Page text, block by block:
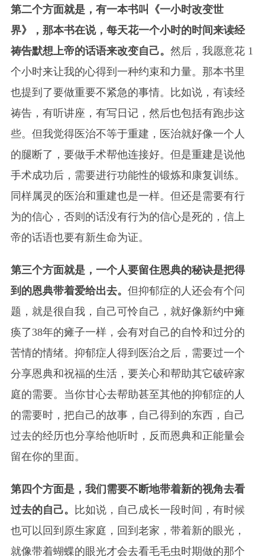
第二个方面就是，有一本书叫《一小时改变世
界》，那本书在说，每天花一个小时的时间来读经
祷告默想上帝的话语来改变自己。 然后，我愿意花 1
个小时来让我的心得到一种约束和力量。那本书里
也提到了要做重要不紧急的事情。比如说，有读经
祷告，有听讲座，有写日记，然后也包括有跑步这
些。但我觉得医治不等于重建，医治就好像一个人
的腿断了，要做手术帮他连接好。但是重建是说他
手术成功后，需要进行功能性的锻炼和康复训练。
同样属灵的医治和重建也是一样。但还是需要有行
为的信心，否则的话没有行为的信心是死的，信上
帝的话语也要有新生命为证。
第三个方面就是，一个人要留住恩典的秘诀是把得
到的恩典带着爱给出去。 但抑郁症的人还会有个问
题，就是很自我，自己可怜自己，就好像新约中瘫
痪了38年的瘫子一样，会有对自己的自怜和过分的
苦情的情绪。抑郁症人得到医治之后，需要过一个
分享恩典和祝福的生活，要关心和帮助其它破碎家
庭的需要。当你甘心去帮助甚至其他的抑郁症的人
的需要时，把自己的故事，自己得到的东西，自己
过去的经历也分享给他听时，反而恩典和正能量会
留在你的里面。
第四个方面是，我们需要不断地带着新的视角去看
过去的自己。
比如说，自己成长一段时间，有时候
也可以回到原生家庭，回到老家，带着新的眼光，
就像带着蝴蝶的眼光才会去看毛毛虫时期做的那个